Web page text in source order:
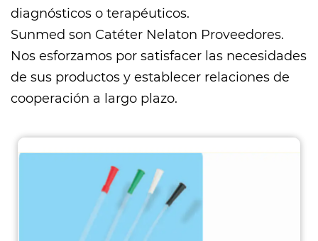
diagnósticos o terapéuticos.
Sunmed son Catéter Nelaton Proveedores.
Nos esforzamos por satisfacer las necesidades
de sus productos y establecer relaciones de
cooperación a largo plazo.